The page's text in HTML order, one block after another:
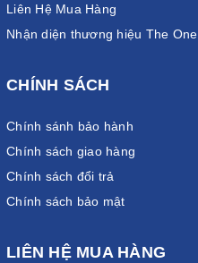
Liên Hệ Mua Hàng
Nhận diện thương hiệu The One
CHÍNH SÁCH
Chính sánh bảo hành
Chính sách giao hàng
Chính sách đổi trả
Chính sách bảo mật
LIÊN HỆ MUA HÀNG